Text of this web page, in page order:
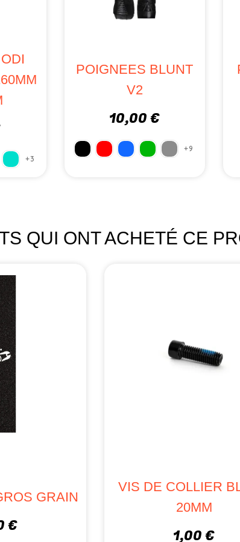
+3
POIGNEES BLUNT
V2
10,00 €
+9
QUI ONT ACHETÉ CE
GRAIN
€
VIS DE COLLIER
20MM
1,00 €